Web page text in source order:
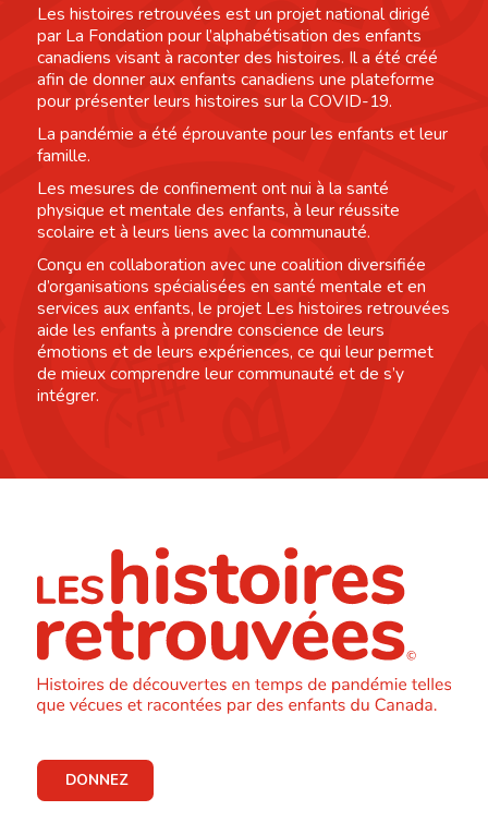
Les histoires retrouvées est un projet national dirigé
par La Fondation pour l’alphabétisation des enfants
canadiens visant à raconter des histoires. Il a été créé
afin de donner aux enfants canadiens une plateforme
pour présenter leurs histoires sur la COVID-19.
La pandémie a été éprouvante pour les enfants et leur
famille.
Les mesures de confinement ont nui à la santé
physique et mentale des enfants, à leur réussite
scolaire et à leurs liens avec la communauté.
Conçu en collaboration avec une coalition diversifiée
d’organisations spécialisées en santé mentale et en
services aux enfants, le projet Les histoires retrouvées
aide les enfants à prendre conscience de leurs
émotions et de leurs expériences, ce qui leur permet
de mieux comprendre leur communauté et de s’y
intégrer.
DONNEZ